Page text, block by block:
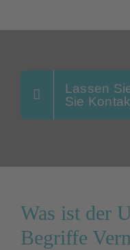
Lassen
Sie
Was ist der
Begriffe